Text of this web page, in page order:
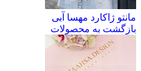
مانتو ژاکارد مهسا آبی
بازگشت به محصولات